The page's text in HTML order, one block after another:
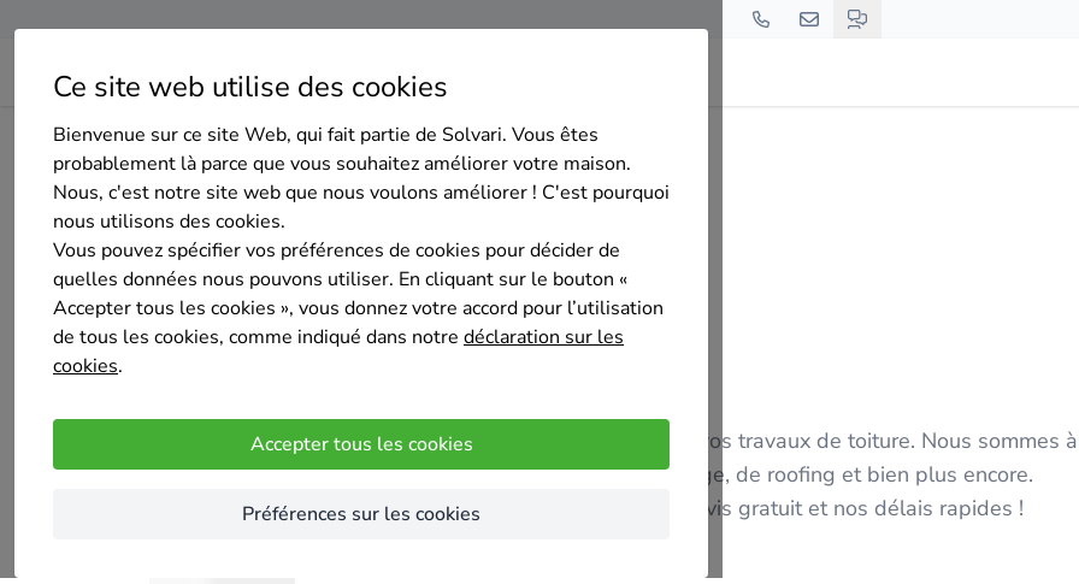
Ce site web utilise des cookies
Bienvenue sur ce site Web, qui fait partie de Solvari. Vous êtes
probablement là parce que vous souhaitez améliorer votre maison.
Nous, c'est notre site web que nous voulons améliorer ! C'est pourquoi
nous utilisons des cookies.
Vous pouvez spécifier vos préférences de cookies pour décider de
quelles données nous pouvons utiliser. En cliquant sur le bouton «
Accepter tous les cookies », vous donnez votre accord pour l’utilisation
de tous les cookies, comme indiqué dans notre déclaration sur les
cookies.
Accepter tous les cookies
Préférences sur les cookies
Home Isolation du sol Liège Juprelle Vandyck Toiture
Vandyck Toiture
3.4
Nous sommes une entreprise générale spécialisée pour tous vos travaux de toiture. Nous sommes
vous accompagner pour toute renovation de toiture, de bardage, de roofing et bien plus encore.
N'hésitez pas a demander un devis car tous nos devis sont devis gratuit et nos délais rapides !